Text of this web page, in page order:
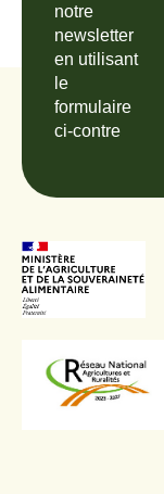
notre
newsletter
en utilisant
le
formulaire
ci-contre